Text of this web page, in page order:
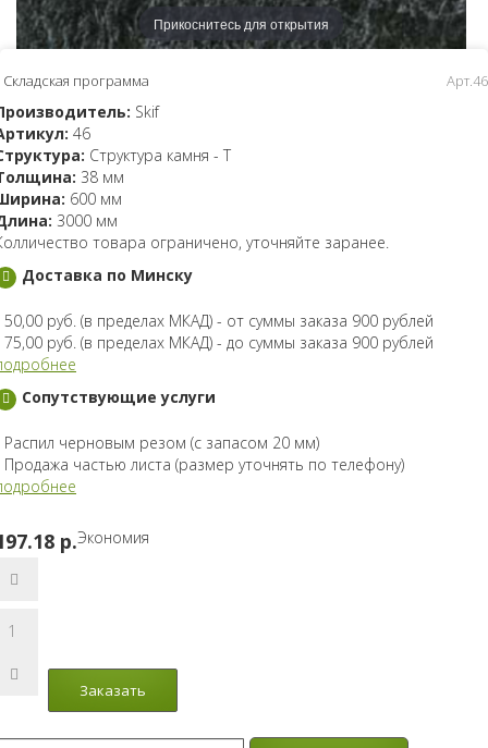
Прикоснитесь для открытия
Складская программа
Skif
46
Структура камня - T
38 мм
600 мм
3000 мм
товара ограничено, уточняйте заранее.
Доставка по Минску
50,00 руб. (в пределах МКАД) - от суммы заказа 900 рублей
75,00 руб. (в пределах МКАД) - до суммы заказа 900 рублей
Сопутствующие услуги
Распил черновым резом (с запасом 20 мм)
Продажа частью листа (размер уточнять по телефону)
p.Экономия